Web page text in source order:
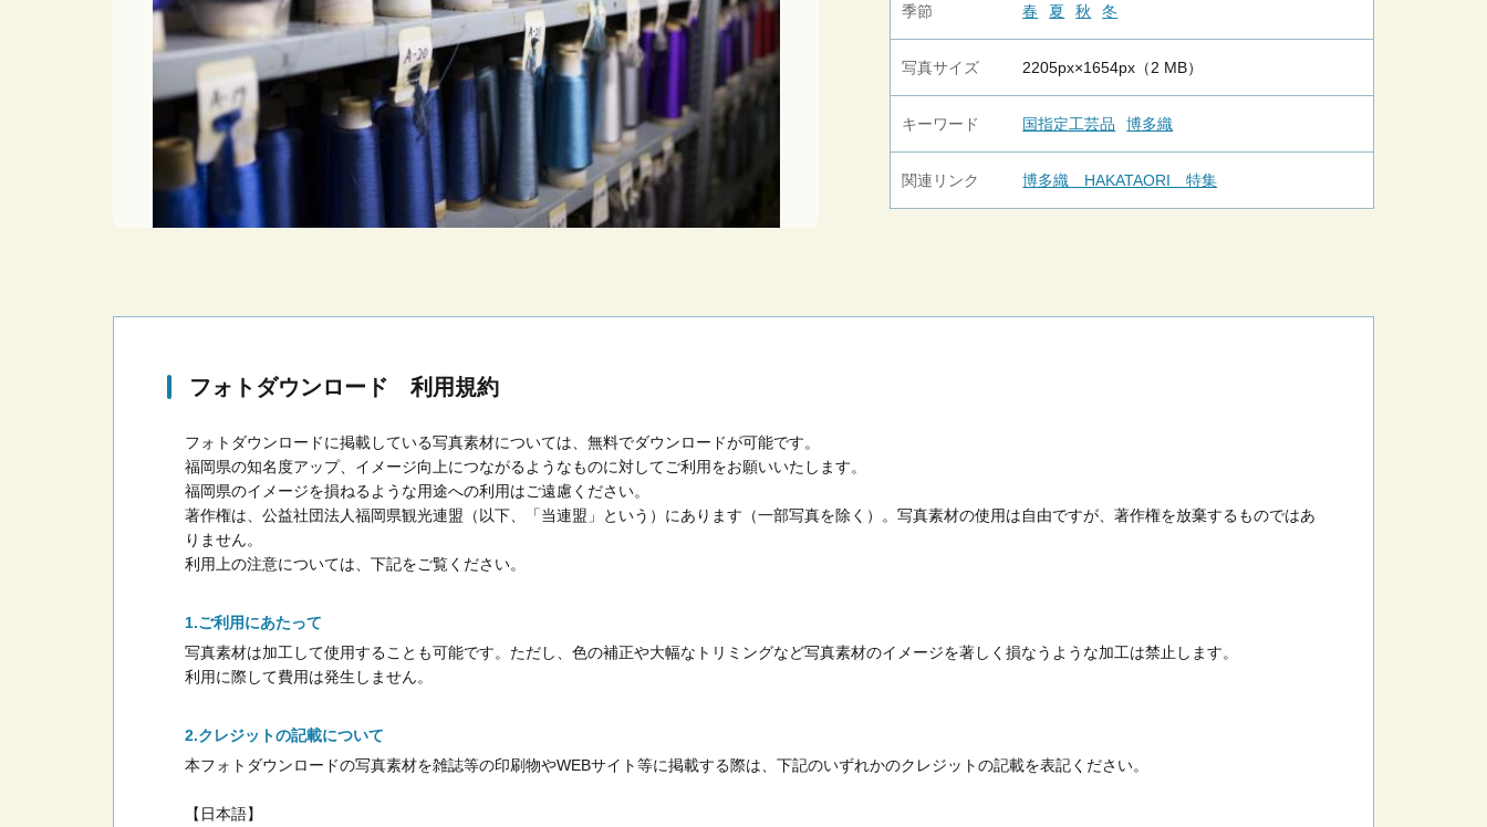
季節 春 夏 秋 冬
写真サイズ 2205px×1654px（2 MB）
キーワード 国指定工芸品 博多織
関連リンク 博多織 HAKATAORI 特集
フォトダウンロード 利用規約
フォトダウンロードに掲載している写真素材については、無料でダウンロードが可能です。
福岡県の知名度アップ、イメージ向上につながるようなものに対してご利用をお願いいたします。
福岡県のイメージを損ねるような用途への利用はご遠慮ください。
著作権は、公益社団法人福岡県観光連盟（以下、「当連盟」という）にあります（一部写真を除く）。写真素材の使用は自由ですが、著作権を放棄するものではあ
りません。
利用上の注意については、下記をご覧ください。
ご利用にあたって
写真素材は加工して使用することも可能です。ただし、色の補正や大幅なトリミングなど写真素材のイメージを著しく損なうような加工は禁止します。
利用に際して費用は発生しません。
クレジットの記載について
本フォトダウンロードの写真素材を雑誌等の印刷物やWEBサイト等に掲載する際は、下記のいずれかのクレジットの記載を表記ください。
【日本語】